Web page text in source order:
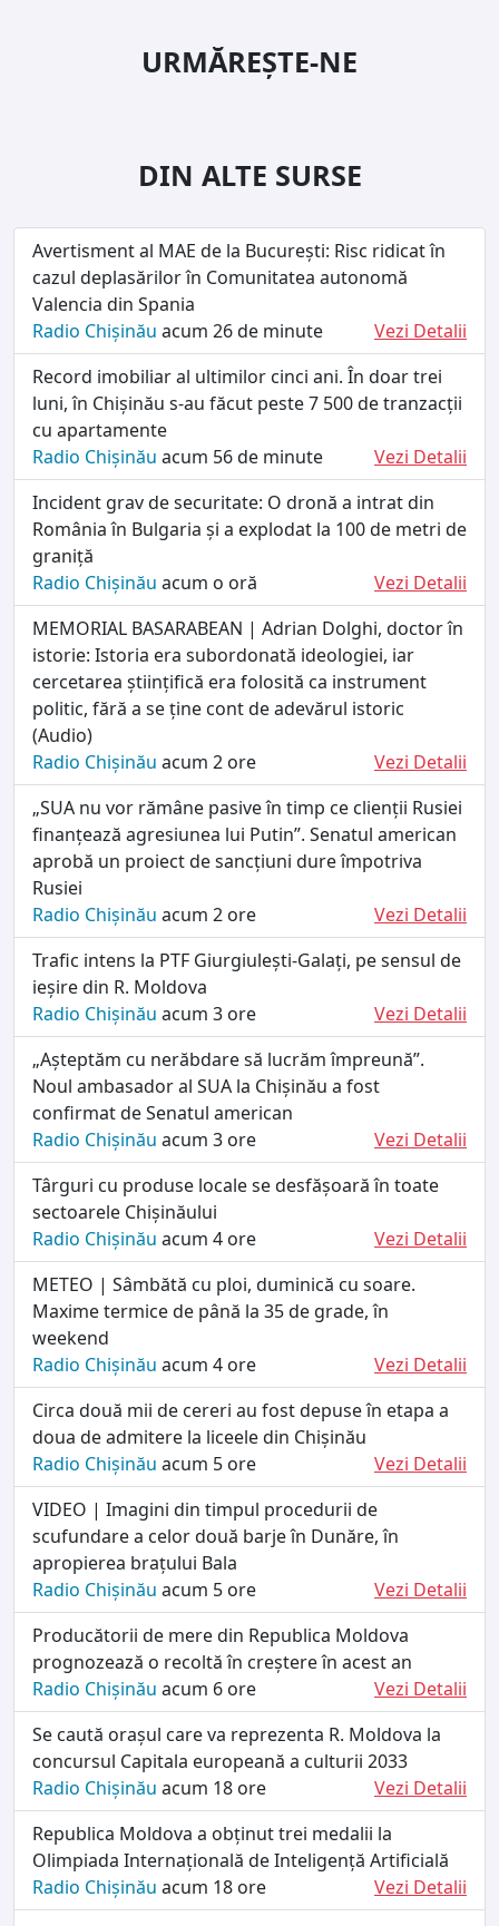
URMĂREȘTE-NE
DIN ALTE SURSE
Avertisment al MAE de la București: Risc ridicat în
cazul deplasărilor în Comunitatea autonomă
Valencia din Spania
Radio Chișinău acum 26 de minute
Vezi Detalii
Record imobiliar al ultimilor cinci ani. În doar trei
luni, în Chișinău s-au făcut peste 7 500 de tranzacții
cu apartamente
Radio Chișinău acum 56 de minute
Vezi Detalii
Incident grav de securitate: O dronă a intrat din
România în Bulgaria și a explodat la 100 de metri de
graniță
Radio Chișinău acum o oră
Vezi Detalii
MEMORIAL BASARABEAN | Adrian Dolghi, doctor în
istorie: Istoria era subordonată ideologiei, iar
cercetarea științifică era folosită ca instrument
politic, fără a se ține cont de adevărul istoric
(Audio)
Radio Chișinău acum 2 ore
Vezi Detalii
„SUA nu vor rămâne pasive în timp ce clienții Rusiei
finanțează agresiunea lui Putin”. Senatul american
aprobă un proiect de sancțiuni dure împotriva
Rusiei
Radio Chișinău acum 2 ore
Vezi Detalii
Trafic intens la PTF Giurgiulești-Galați, pe sensul de
ieșire din R. Moldova
Radio Chișinău acum 3 ore
Vezi Detalii
„Așteptăm cu nerăbdare să lucrăm împreună”.
Noul ambasador al SUA la Chișinău a fost
confirmat de Senatul american
Radio Chișinău acum 3 ore
Vezi Detalii
Târguri cu produse locale se desfășoară în toate
sectoarele Chișinăului
Radio Chișinău acum 4 ore
Vezi Detalii
METEO | Sâmbătă cu ploi, duminică cu soare.
Maxime termice de până la 35 de grade, în
weekend
Radio Chișinău acum 4 ore
Vezi Detalii
Circa două mii de cereri au fost depuse în etapa a
doua de admitere la liceele din Chișinău
Radio Chișinău acum 5 ore
Vezi Detalii
VIDEO | Imagini din timpul procedurii de
scufundare a celor două barje în Dunăre, în
apropierea brațului Bala
Radio Chișinău acum 5 ore
Vezi Detalii
Producătorii de mere din Republica Moldova
prognozează o recoltă în creștere în acest an
Radio Chișinău acum 6 ore
Vezi Detalii
Se caută orașul care va reprezenta R. Moldova la
concursul Capitala europeană a culturii 2033
Radio Chișinău acum 18 ore
Vezi Detalii
Republica Moldova a obținut trei medalii la
Olimpiada Internațională de Inteligență Artificială
Radio Chișinău acum 18 ore
Vezi Detalii